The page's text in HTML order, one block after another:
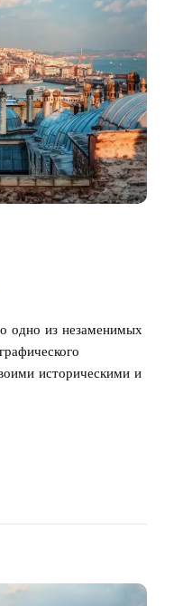
одно из незаменимых
историческими и